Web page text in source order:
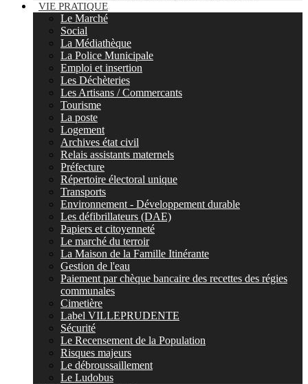
VIE PRATIQUE
Le Marché
Social
La Médiathèque
La Police Municipale
Emploi et insertion
Les Déchèteries
Les Artisans / Commercants
Tourisme
La poste
Logement
Archives état civil
Relais assistants maternels
Préfecture
Répertoire électoral unique
Transports
Environnement - Développement durable
Les défibrillateurs (DAE)
Papiers et citoyenneté
Le marché du terroir
La Maison de la Famille Itinérante
Gestion de l'eau
Paiement par chèque bancaire des recettes des régies
communales
Cimetière
Label VILLEPRUDENTE
Sécurité
Le Recensement de la Population
Risques majeurs
Le débroussaillement
Le Ludobus